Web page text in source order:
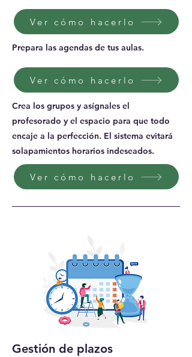
Ver cómo hacerlo
Prepara las agendas de tus aulas.
Ver cómo hacerlo
Crea los grupos y asígnales el
profesorado y el espacio para que todo
encaje a la perfección. El sistema evitará
solapamientos horarios indeseados.
Ver cómo hacerlo
Gestión de plazos